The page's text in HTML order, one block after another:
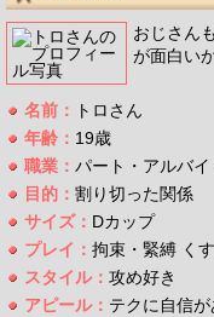
おじさん
が面白い
名前：
トロさん
年齢： 19歳
職業： パート・アルバイ
目的： 割り切った関係
サイズ： Dカップ
プレイ： 拘束・緊縛 く
スタイル： 攻め好き
アピール： テクに自信